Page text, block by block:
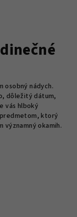
osobný nádych.
dôležitý dátum,
vás hlboký
ktorý
významný okamih.